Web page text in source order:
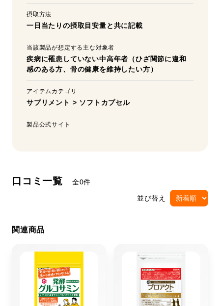
摂取方法
一日当たりの摂取目安量と共に記載
当該製品が想定する主な対象者
疾病に罹患していない中高年者（ひざ関節に違和
感のある方、骨の健康を維持したい方）
アイテムカテゴリ
サプリメント > ソフトカプセル
製品公式サイト
口コミ一覧 全0件
並び替え
関連商品